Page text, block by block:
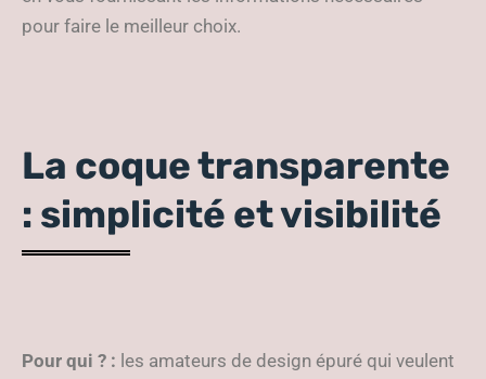
pour faire le meilleur choix.
La coque transparente
: simplicité et visibilité
Pour qui ? : les amateurs de design épuré qui veulent